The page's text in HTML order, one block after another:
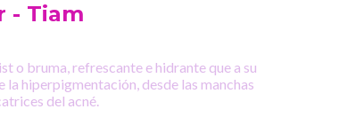
- Tiam
o bruma, refrescante e hidrante que a su
hiperpigmentación, desde las manchas
del acné.